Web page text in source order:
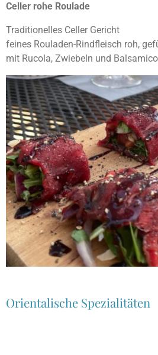
Celler rohe Roulade
Traditionelles Celler Gericht
feines Rouladen-Rindfleisch roh,
mit Rucola, Zwiebeln und Balsamico
Orientalische Spezialitäten